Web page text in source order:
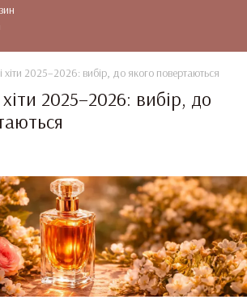
хіти 2025–2026: вибір, до якого повертаються
2025–2026: вибір, до